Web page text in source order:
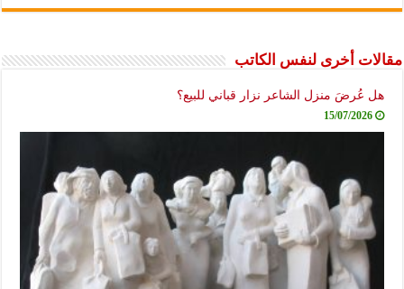
مقالات أخرى لنفس الكاتب
هل عُرضَ منزل الشاعر نزار قباني للبيع؟
15/07/2026